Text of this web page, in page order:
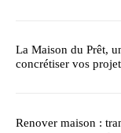
La Maison du Prêt,
concrétiser vos
Renover maison :